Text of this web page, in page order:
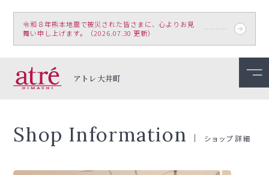
令和８年熊本地震で被災された皆さまに、心よりお見
舞い申し上げます。（2026.07.30 更新）
アトレ大井町
Shop Information ショップ詳細